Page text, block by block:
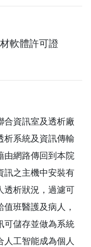
軟體許可證
合資訊室及透析廠
析系統及資訊傳輸
由網路傳回到本院
訊之主機中安裝有
透析狀況，過濾可
班醫護及病人，
可儲存並做為系統
人工智能成為個人